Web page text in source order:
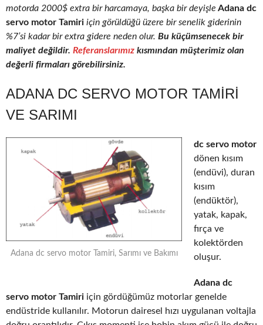
motorda 2000$ extra bir harcamaya, başka bir deyişle Adana dc
servo motor Tamiri için görüldüğü üzere bir senelik giderinin
%7’si kadar bir extra gidere neden olur. Bu küçümsenecek bir
maliyet değildir. Referanslarımız kısmından müşterimiz olan
değerli firmaları görebilirsiniz.
ADANA DC SERVO MOTOR TAMIRI
VE SARIMI
Adana dc servo motor Tamiri, Sarımı ve Bakımı
dc servo motor
dönen kısım
(endüvi), duran
kısım
(endüktör),
yatak, kapak,
fırça ve
kolektörden
oluşur.
Adana dc
servo motor Tamiri için gördüğümüz motorlar genelde
endüstride kullanılır. Motorun dairesel hızı uygulanan voltajla